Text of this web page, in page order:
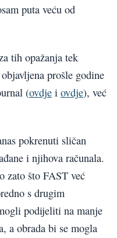
puta veću od
tih opažanja tek
prošle godine
(ovdje i ovdje), već
pokrenuti sličan
i njihova računala.
zato što FAST već
s drugim
podijeliti na manje
a obrada bi se mogla